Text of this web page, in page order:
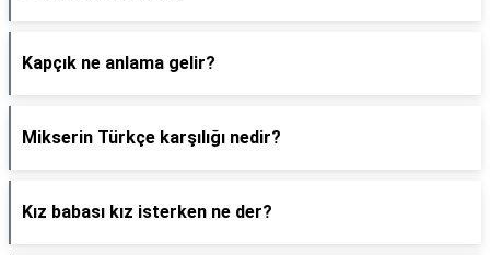
Kapçık ne anlama gelir?
Mikserin Türkçe karşılığı nedir?
Kız babası kız isterken ne der?